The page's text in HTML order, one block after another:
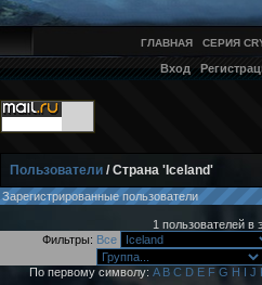
ГЛАВНАЯ СЕРИЯ
Вход
Пользователи / Страна 'Iceland'
Зарегистрированные пользователи
1 пользователей в
Фильтры: Все
По первому символу: A B C D E F G H I J